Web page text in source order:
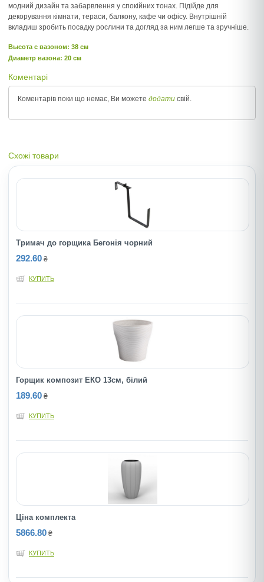
модний дизайн та забарвлення у спокійних тонах. Підійде для
декорування кімнати, тераси, балкону, кафе чи офісу. Внутрішній
вкладиш зробить посадку рослини та догляд за ним легше та зручніше.
Высота c вазоном: 38 см
Диаметр вазона: 20 см
Коментарі
Коментарів поки що немає, Ви можете додати свій.
Схожі товари
Тримач до горщика Бегонія чорний
292.60 ₴
КУПИТЬ
Горщик композит ЕКО 13см, бiлий
189.60 ₴
КУПИТЬ
Ціна комплекта
5866.80 ₴
КУПИТЬ